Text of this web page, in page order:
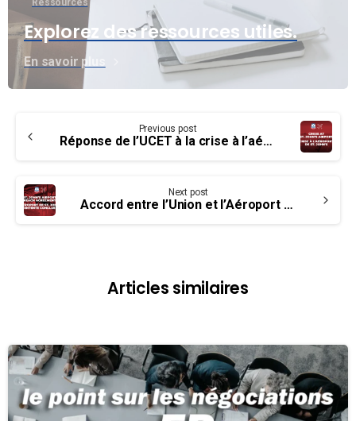
Ressources
Explorez des ressources utiles.
En savoir plus
Reading
Previous post
Réponse de l’UCET à la crise à l’aéroport de St. John’s
Next post
Accord entre l’Union et l’Aéroport de St. John’s
Articles similaires